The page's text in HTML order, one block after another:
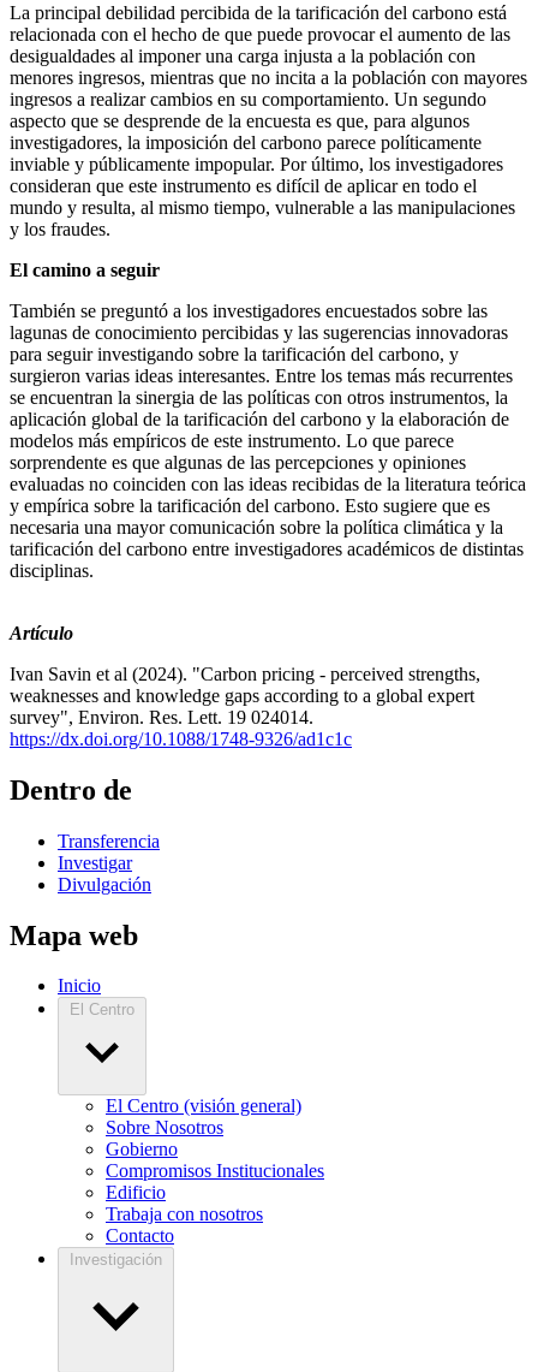
La principal debilidad percibida de la tarificación del carbono está
relacionada con el hecho de que puede provocar el aumento de las
desigualdades al imponer una carga injusta a la población con
menores ingresos, mientras que no incita a la población con mayores
ingresos a realizar cambios en su comportamiento. Un segundo
aspecto que se desprende de la encuesta es que, para algunos
investigadores, la imposición del carbono parece políticamente
inviable y públicamente impopular. Por último, los investigadores
consideran que este instrumento es difícil de aplicar en todo el
mundo y resulta, al mismo tiempo, vulnerable a las manipulaciones
y los fraudes.
El camino a seguir
También se preguntó a los investigadores encuestados sobre las
lagunas de conocimiento percibidas y las sugerencias innovadoras
para seguir investigando sobre la tarificación del carbono, y
surgieron varias ideas interesantes. Entre los temas más recurrentes
se encuentran la sinergia de las políticas con otros instrumentos, la
aplicación global de la tarificación del carbono y la elaboración de
modelos más empíricos de este instrumento. Lo que parece
sorprendente es que algunas de las percepciones y opiniones
evaluadas no coinciden con las ideas recibidas de la literatura teórica
y empírica sobre la tarificación del carbono. Esto sugiere que es
necesaria una mayor comunicación sobre la política climática y la
tarificación del carbono entre investigadores académicos de distintas
disciplinas.
Artículo
Ivan Savin et al (2024). "Carbon pricing - perceived strengths,
weaknesses and knowledge gaps according to a global expert
survey", Environ. Res. Lett. 19 024014.
https://dx.doi.org/10.1088/1748-9326/ad1c1c
Dentro de
Transferencia
Investigar
Divulgación
Mapa web
Inicio
El Centro
El Centro (visión general)
Sobre Nosotros
Gobierno
Compromisos Institucionales
Edificio
Trabaja con nosotros
Contacto
Investigación